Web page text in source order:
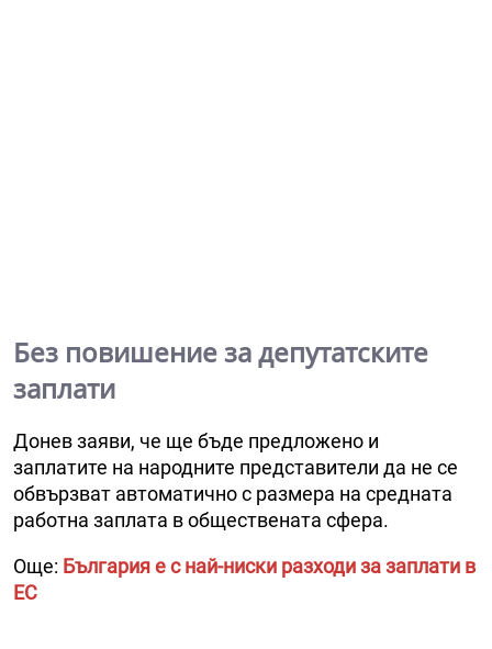
Без повишение за депутатските
заплати
Донев заяви, че ще бъде предложено и
заплатите на народните представители да не се
обвързват автоматично с размера на средната
работна заплата в обществената сфера.
Още: България е с най-ниски разходи за заплати в
ЕС